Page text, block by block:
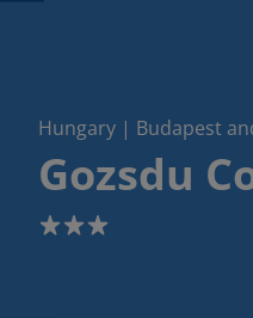
Hungary | Budapest
Gozsdu
3